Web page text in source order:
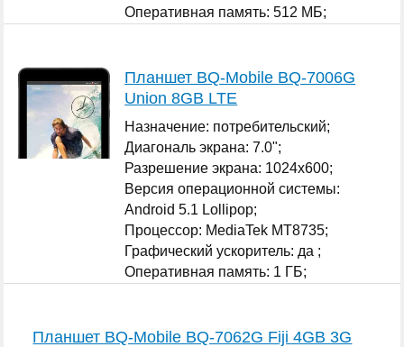
Оперативная память: 512 МБ;
Планшет BQ-Mobile BQ-7006G
Union 8GB LTE
Назначение: потребительский;
Диагональ экрана: 7.0";
Разрешение экрана: 1024x600;
Версия операционной системы:
Android 5.1 Lollipop;
Процессор: MediaTek MT8735;
Графический ускоритель: да ;
Оперативная память: 1 ГБ;
Планшет BQ-Mobile BQ-7062G Fiji 4GB 3G